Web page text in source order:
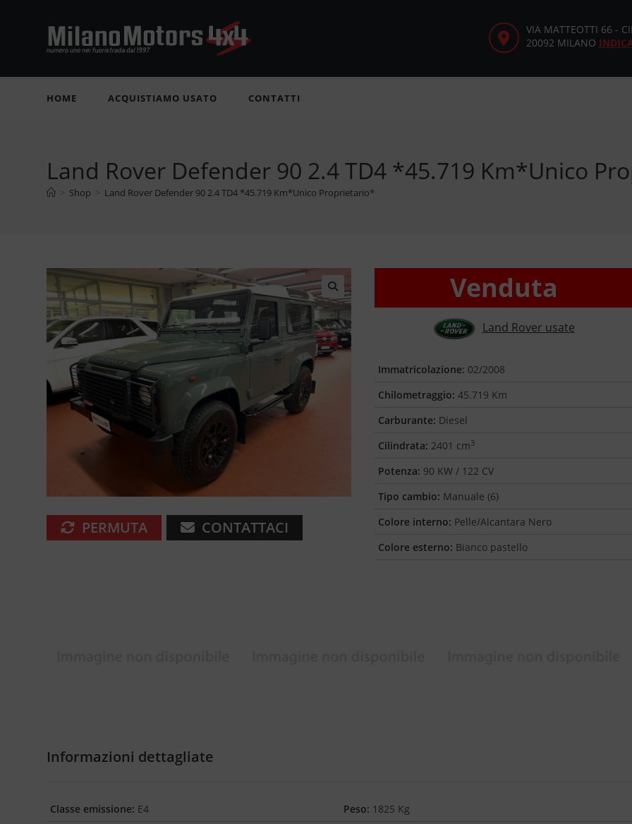
VIA MATTEOTTI 66 -
20092 MILANO
HOME ACQUISTIAMO USATO CONTATTI
Land Rover Defender 90 2.4 TD4 *45.719 Km*Unico
> Shop > Land Rover Defender 90 2.4 TD4 *45.719 Km*Unico Proprietario*
🔍
PERMUTA CONTATTACI
Venduta
Land Rover usate
Immatricolazione: 02/2008
Chilometraggio: 45.719 Km
Carburante: Diesel
Cilindrata: 2401 cm3
Potenza: 90 KW / 122 CV
Tipo cambio: Manuale (6)
Colore interno: Pelle/Alcantara Nero
Colore esterno: Bianco pastello
Informazioni dettagliate
Classe emissione: E4
Peso: 1825 Kg